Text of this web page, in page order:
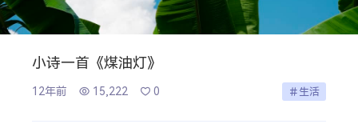
小诗一首《煤油灯》
12年前 15,222 0 生活